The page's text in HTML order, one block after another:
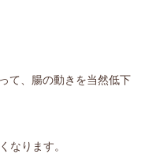
て、腸の動きを当然低下
なります。